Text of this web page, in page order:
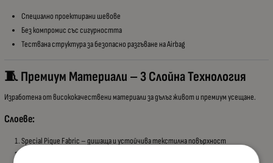
Специално проектирани шевове
Без компромис със сигурността
Тествана структура за безопасно разгъване на Airbag
🧵 Премиум Материали – 3 Слойна Технология
Изработена от висококачествени материали за дълъг живот и премиум усещане.
Слоеве:
Special Pique Fabric – дишаща и устойчива текстилна повърхност